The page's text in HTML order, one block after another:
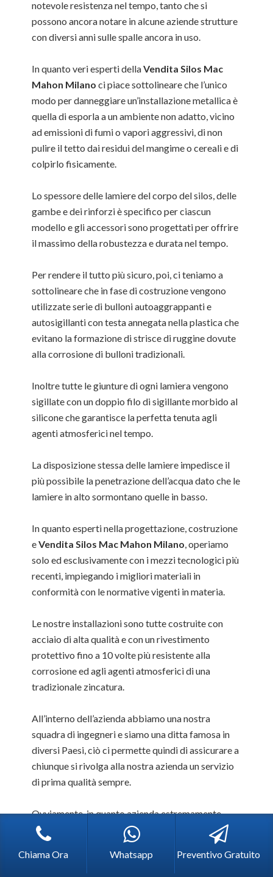
notevole resistenza nel tempo, tanto che si
possono ancora notare in alcune aziende strutture
con diversi anni sulle spalle ancora in uso.
In quanto veri esperti dellaVendita Silos Mac
Mahon Milano ci piace sottolineare che l’unico
modo per danneggiare un’installazione metallica è
quella di esporla a un ambiente non adatto, vicino
ad emissioni di fumi o vapori aggressivi, di non
pulire il tetto dai residui del mangime o cereali e di
colpirlo fisicamente.
Lo spessore delle lamiere del corpo del silos, delle
gambe e dei rinforzi è specifico per ciascun
modello e gli accessori sono progettati per offrire
il massimo della robustezza e durata nel tempo.
Per rendere il tutto più sicuro, poi, ci teniamo a
sottolineare che in fase di costruzione vengono
utilizzate serie di bulloni autoaggrappanti e
autosigillanti con testa annegata nella plastica che
evitano la formazione di strisce di ruggine dovute
alla corrosione di bulloni tradizionali.
Inoltre tutte le giunture di ogni lamiera vengono
sigillate con un doppio filo di sigillante morbido al
silicone che garantisce la perfetta tenuta agli
agenti atmosferici nel tempo.
La disposizione stessa delle lamiere impedisce il
più possibile la penetrazione dell’acqua dato che le
lamiere in alto sormontano quelle in basso.
In quanto esperti nella progettazione, costruzione
eVendita Silos Mac Mahon Milano, operiamo
solo ed esclusivamente con i mezzi tecnologici più
recenti, impiegando i migliori materiali in
conformità con le normative vigenti in materia.
Le nostre installazioni sono tutte costruite con
acciaio di alta qualità e con un rivestimento
protettivo fino a 10 volte più resistente alla
corrosione ed agli agenti atmosferici di una
tradizionale zincatura.
All’interno dell’azienda abbiamo una nostra
squadra di ingegneri e siamo una ditta famosa in
diversi Paesi, ciò ci permette quindi di assicurare a
chiunque si rivolga alla nostra azienda un servizio
di prima qualità sempre.
Ovviamente, in quanto azienda estremamente
competente in materia, possiamo operare in
tutt’Itala, ma laddove fosse richiesto, siamo in
grado di eseguire progetti in qualsiasi area
Chiama Ora Whatsapp Preventivo Gratuito